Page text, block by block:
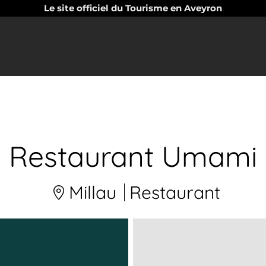
Le site officiel du Tourisme en Aveyron
Restaurant Umami
Millau Restaurant